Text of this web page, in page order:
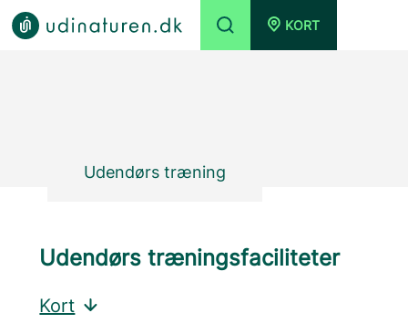
KORT
Udendørs træning
Udendørs træningsfaciliteter
Kort